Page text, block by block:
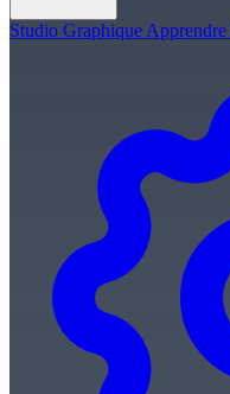
Studio Graphique Apprendre